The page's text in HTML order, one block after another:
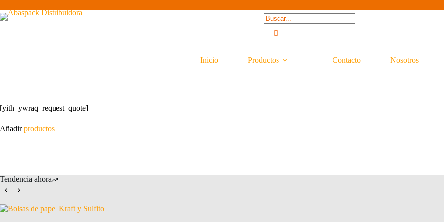
al
contenido
Inicio Productos Contacto Nosotros
[yith_ywraq_request_quote]
Añadirproductos
Tendencia ahora